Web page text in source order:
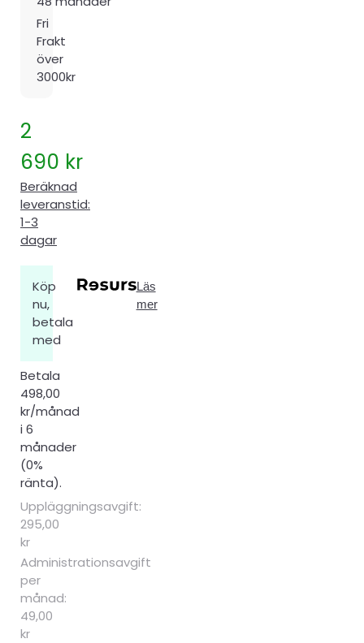
Fri
Frakt
över
3000kr
2
690 kr
Beräknad
leveranstid:
1-3
dagar
Köp
nu,
betala
med
Läs
mer
Betala
498,00
kr/månad
i 6
månader
(0%
ränta).
Uppläggningsavgift:
295,00
kr
Administrationsavgift
per
månad:
49,00
kr